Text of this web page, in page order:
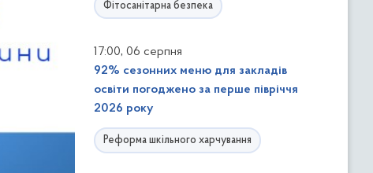
Фітосанітарна безпека
17:00, 06 серпня
92% сезонних меню для закладів
освіти погоджено за перше півріччя
2026 року
Реформа шкільного харчування